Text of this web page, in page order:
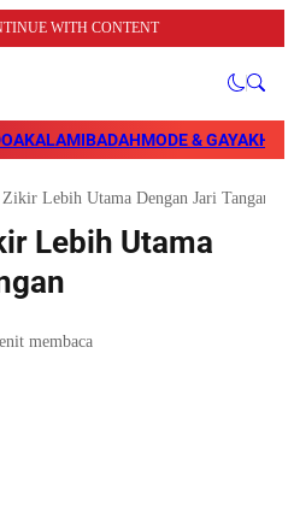
WITH CONTENT
KALAMIBADAHMODE & GAYA
Lebih Utama Dengan Jari Tangan
Lebih Utama
membaca